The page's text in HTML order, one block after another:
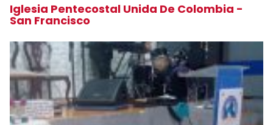
Iglesia Pentecostal Unida De Colombia -
San Francisco